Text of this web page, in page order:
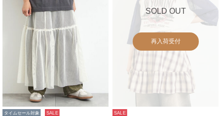
タイムセール対象 SALE
SOLD OUT
再入荷受付
SALE